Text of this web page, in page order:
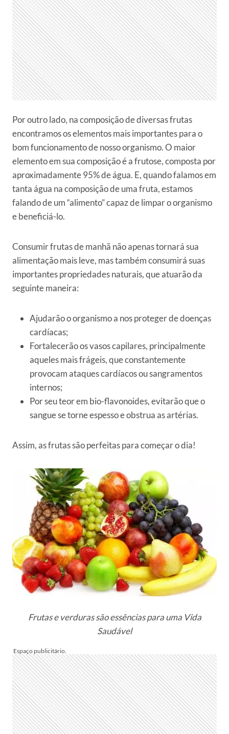
Por outro lado, na composição de diversas frutas
encontramos os elementos mais importantes para o
bom funcionamento de nosso organismo. O maior
elemento em sua composição é a frutose, composta por
aproximadamente 95% de água. E, quando falamos em
tanta água na composição de uma fruta, estamos
falando de um “alimento” capaz de limpar o organismo
e beneficiá-lo.
Consumir frutas de manhã não apenas tornará sua
alimentação mais leve, mas também consumirá suas
importantes propriedades naturais, que atuarão da
seguinte maneira:
Ajudarão o organismo a nos proteger de doenças
cardíacas;
Fortalecerão os vasos capilares, principalmente
aqueles mais frágeis, que constantemente
provocam ataques cardíacos ou sangramentos
internos;
Por seu teor em bio-flavonoides, evitarão que o
sangue se torne espesso e obstrua as artérias.
Assim, as frutas são perfeitas para começar o dia!
Frutas e verduras são essências para uma Vida
Saudável